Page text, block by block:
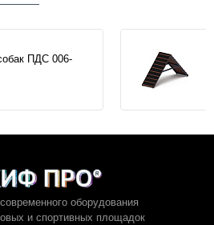
ПДС 006-
оборудования
и спортивных площадок